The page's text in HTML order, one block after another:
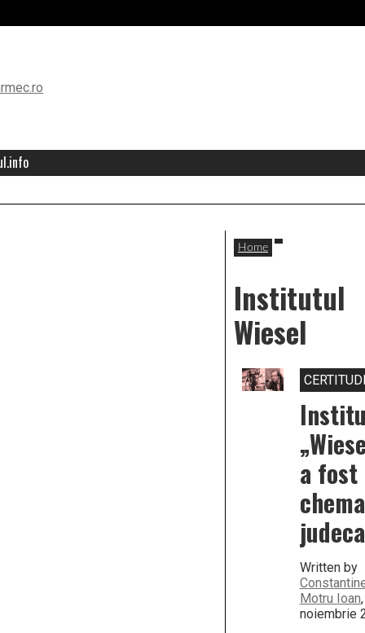
Home
Institutul
Wiesel
a fost
Written by
Motru Ioan
noiembrie